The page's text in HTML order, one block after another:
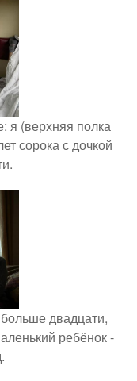
я (верхняя полка
сорока с дочкой
двадцати,
ребёнок -